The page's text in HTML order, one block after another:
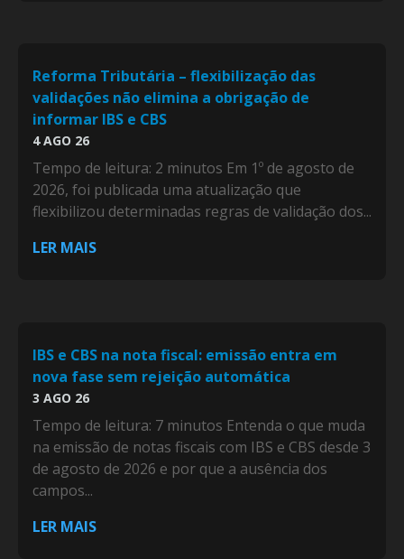
Reforma Tributária – flexibilização das
validações não elimina a obrigação de
informar IBS e CBS
4 AGO 26
Tempo de leitura: 2 minutos Em 1º de agosto de
2026, foi publicada uma atualização que
flexibilizou determinadas regras de validação dos...
LER MAIS
IBS e CBS na nota fiscal: emissão entra em
nova fase sem rejeição automática
3 AGO 26
Tempo de leitura: 7 minutos Entenda o que muda
na emissão de notas fiscais com IBS e CBS desde 3
de agosto de 2026 e por que a ausência dos
campos...
LER MAIS